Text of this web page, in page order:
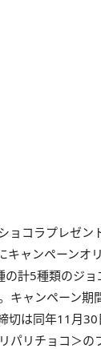
ョコラプレゼン
キャンペーンオ
計5種類のジ
キャンペーン
切は同年11月
パリチョコ＞の